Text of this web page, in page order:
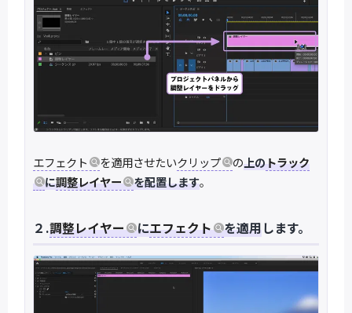
エフェクト を適用させたいクリップ の上の トラック
に調整レイヤー を配置します。
２.調整レイヤー にエフェクト を適用します。